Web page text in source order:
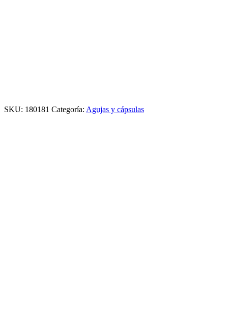
SKU: 180181 Categoría: Agujas y cápsulas